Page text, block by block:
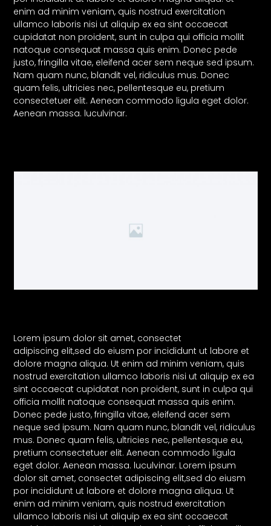
enim ad minim veniam, quis nostrud exercitation
ullamco laboris nisi ut aliquip ex ea sint occaecat
cupidatat non proident, sunt in culpa qui officia mollit
natoque consequat massa quis enim. Donec pede
justo, fringilla vitae, eleifend acer sem neque sed ipsum.
Nam quam nunc, blandit vel, ridiculus mus. Donec
quam felis, ultricies nec, pellentesque eu, pretium
consectetuer elit. Aenean commodo ligula eget dolor.
Aenean massa. luculvinar.
Lorem ipsum dolor sit amet, consectet
adipiscing elit,sed do eiusm por incididunt ut labore et
dolore magna aliqua. Ut enim ad minim veniam, quis
nostrud exercitation ullamco laboris nisi ut aliquip ex ea
sint occaecat cupidatat non proident, sunt in culpa qui
officia mollit natoque consequat massa quis enim.
Donec pede justo, fringilla vitae, eleifend acer sem
neque sed ipsum. Nam quam nunc, blandit vel, ridiculus
mus. Donec quam felis, ultricies nec, pellentesque eu,
pretium consectetuer elit. Aenean commodo ligula
eget dolor. Aenean massa. luculvinar. Lorem ipsum
dolor sit amet, consectet adipiscing elit,sed do eiusm
por incididunt ut labore et dolore magna aliqua. Ut
enim ad minim veniam, quis nostrud exercitation
ullamco laboris nisi ut aliquip ex ea sint occaecat